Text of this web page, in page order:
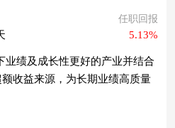
任职回报
5.13%
业绩及成长性更好的产业并结合
收益来源，为长期业绩高质量